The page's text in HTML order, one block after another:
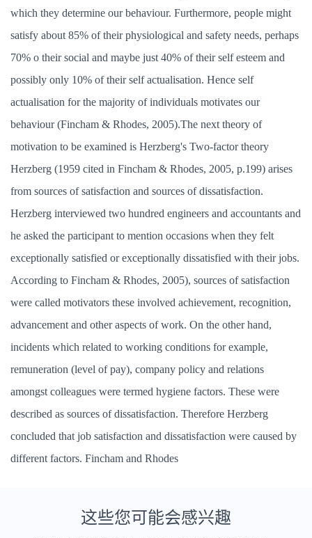
which they determine our behaviour. Furthermore, people might
satisfy about 85% of their physiological and safety needs, perhaps
70% o their social and maybe just 40% of their self esteem and
possibly only 10% of their self actualisation. Hence self
actualisation for the majority of individuals motivates our
behaviour (Fincham & Rhodes, 2005).The next theory of
motivation to be examined is Herzberg's Two-factor theory
Herzberg (1959 cited in Fincham & Rhodes, 2005, p.199) arises
from sources of satisfaction and sources of dissatisfaction.
Herzberg interviewed two hundred engineers and accountants and
he asked the participant to mention occasions when they felt
exceptionally satisfied or exceptionally dissatisfied with their jobs.
According to Fincham & Rhodes, 2005), sources of satisfaction
were called motivators these involved achievement, recognition,
advancement and other aspects of work. On the other hand,
incidents which related to working conditions for example,
remuneration (level of pay), company policy and relations
amongst colleagues were termed hygiene factors. These were
described as sources of dissatisfaction. Therefore Herzberg
concluded that job satisfaction and dissatisfaction were caused by
different factors. Fincham and Rhodes
这些您可能会感兴趣